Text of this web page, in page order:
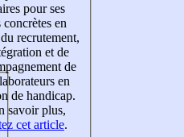
pour ses
concrètes en
recrutement,
et de
de
en
de handicap.
savoir plus,
cet article.